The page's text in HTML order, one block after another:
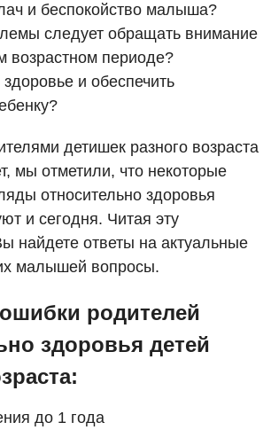
и беспокойство малыша?
следует обращать внимание
возрастном периоде?
здоровье и обеспечить
детишек разного возраста
мы отметили, что некоторые
относительно здоровья
и сегодня. Читая эту
найдете ответы на актуальные
малышей вопросы.
родителей
здоровья детей
до 1 года